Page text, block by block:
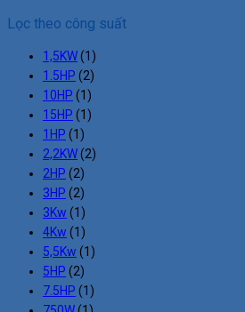
Lọc theo công suất
1,5KW(1)
1.5HP (2)
10HP (1)
15HP (1)
1HP (1)
2,2KW(2)
2HP (2)
3HP (2)
3Kw (1)
4Kw (1)
5,5Kw (1)
5HP (2)
7.5HP (1)